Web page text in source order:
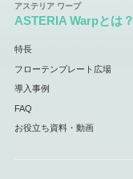
ASTERIA Warpとは？
特長
フローテンプレート広場
導入事例
FAQ
お役立ち資料・動画